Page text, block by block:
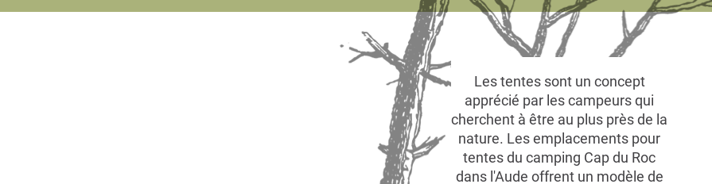
Les tentes sont un concept
apprécié par les campeurs qui
cherchent à être au plus près de la
nature. Les emplacements pour
tentes du camping Cap du Roc
dans l'Aude offrent un modèle de